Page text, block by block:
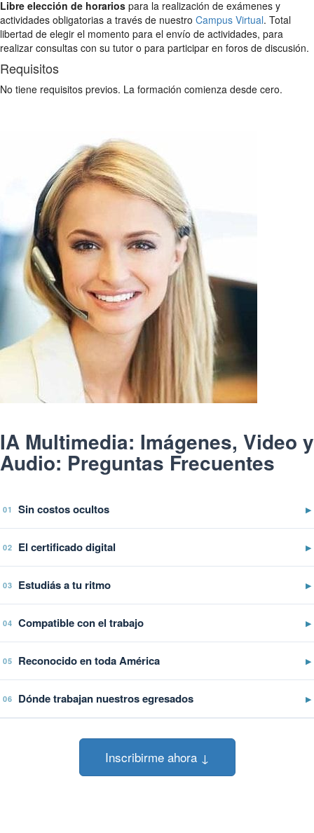
Libre elección de horarios para la realización de exámenes y
actividades obligatorias a través de nuestro Campus Virtual. Total
libertad de elegir el momento para el envío de actividades, para
realizar consultas con su tutor o para participar en foros de discusión.
Requisitos
No tiene requisitos previos. La formación comienza desde cero.
IA Multimedia: Imágenes, Video y
Audio: Preguntas Frecuentes
01 Sin costos ocultos ▶
02 El certificado digital ▶
03 Estudiás a tu ritmo ▶
04 Compatible con el trabajo ▶
05 Reconocido en toda América ▶
06 Dónde trabajan nuestros egresados ▶
Inscribirme ahora ↓